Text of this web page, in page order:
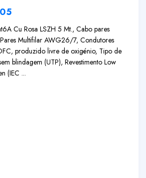
Cu Rosa LSZH 5 Mt., Cabo pares
Multifilar AWG26/7, Condutores
produzido livre de oxigénio, Tipo de
blindagem (UTP), Revestimento Low
(IEC ...